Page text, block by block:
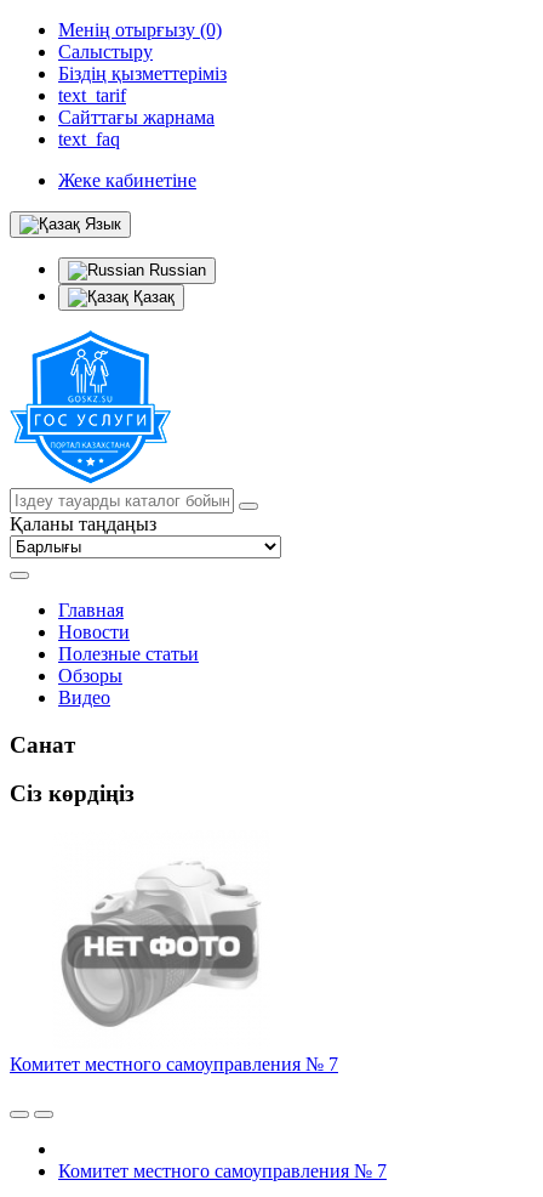
Менің отырғызу (0)
Салыстыру
Біздің қызметтеріміз
text_tarif
Сайттағы жарнама
text_faq
Жеке кабинетіне
Язык
Russian
Қазақ
Қаланы таңдаңыз
Главная
Новости
Полезные статьи
Обзоры
Видео
Санат
Сіз көрдіңіз
Комитет местного самоуправления № 7
Комитет местного самоуправления № 7